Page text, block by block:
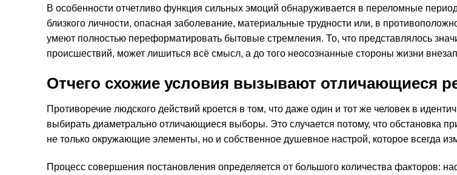
В особенности отчетливо функция сильных эмоций обнаруживается в переломные
близкого личности, опасная заболевание, материальные трудности или, в
умеют полностью переформатировать бытовые стремления. То, что представлялось
происшествий, может лишиться всё смысл, а до того неосознанные стороны жизни
Отчего схожие условия вызывают отличающиеся
Противоречие людского действий кроется в том, что даже один и тот же человек в
выбирать диаметрально отличающиеся выборы. Это случается потому, что обстановка
не только окружающие элементы, но и собственное душевное настрой, которое всегда
Процесс совершения постановления определяется от большого количества факторов: